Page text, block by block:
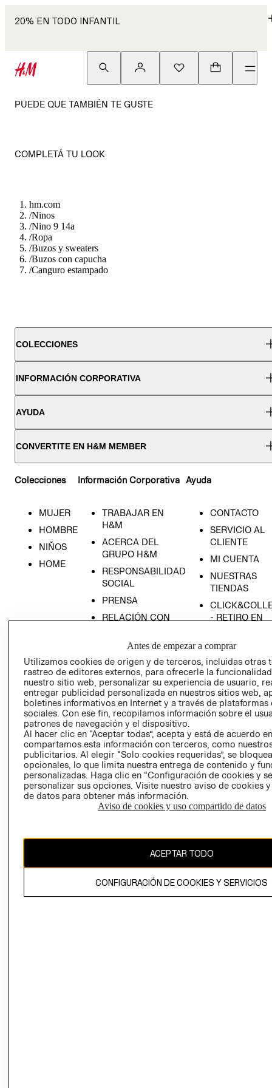
20% EN TODO INFANTIL
PUEDE QUE TAMBIÉN TE GUSTE
COMPLETÁ TU LOOK
hm.com
/Ninos
/Nino 9 14a
/Ropa
/Buzos y sweaters
/Buzos con capucha
/Canguro estampado
COLECCIONES
INFORMACIÓN CORPORATIVA
AYUDA
CONVERTITE EN H&M MEMBER
Colecciones
MUJER
HOMBRE
NIÑOS
HOME
Información Corporativa
TRABAJAR EN
H&M
ACERCA DEL
GRUPO H&M
RESPONSABILIDAD
SOCIAL
PRENSA
RELACIÓN CON
POLÍTICA
EMPRESARIAL
Ayuda
CONTACTO
SERVICIO AL
CLIENTE
MI CUENTA
NUESTRAS
TIENDAS
- RETIRO EN
TÉRMINOS Y
CONDICIONES
AVISO DE
PRIVACIDAD
GIFT CARD
COOKIES
CAMBIAR REGIÓN
El contenido de esta página web está protegido por copyright y es
Antes de empezar a comprar
Utilizamos cookies de origen y de terceros, incluidas otras
rastreo de editores externos, para ofrecerle la
nuestro sitio web, personalizar su experiencia de usuario,
entregar publicidad personalizada en nuestros sitios web,
boletines informativos en Internet y a través de plataformas
sociales. Con ese fin, recopilamos información sobre el
patrones de navegación y el dispositivo.
Al hacer clic en “Aceptar todas”, acepta y está de acuerdo
compartamos esta información con terceros, como
publicitarios. Al elegir “Solo cookies requeridas”, se
opcionales, lo que limita nuestra entrega de contenido y
personalizadas. Haga clic en “Configuración de cookies y
personalizar sus opciones. Visite nuestro aviso de cookies
de datos para obtener más información.
Aviso de cookies y uso compartido de datos
ACEPTAR TODO
CONFIGURACIÓN DE COOKIES Y SERVICIOS